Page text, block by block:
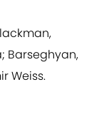
Barseghyan,
Weiss.